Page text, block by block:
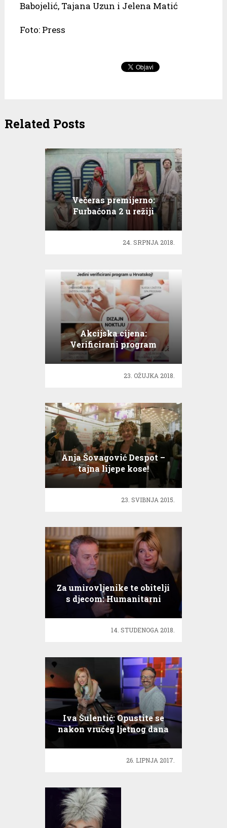
Babojelić, Tajana Uzun i Jelena Matić
Foto: Press
Related Posts
Večeras premijerno:
Furbaćona 2 u režiji
Jasminka Balenovića
24. SRPNJA 2018.
Akcijska cijena:
Verificirani program
‘Dizajner noktiju’
23. OŽUJKA 2018.
Anja Šovagović Despot –
tajna lijepe kose!
23. SVIBNJA 2015.
Za umirovljenike te obitelji
s djecom: Humanitarni
Orašar u HNK
14. STUDENOGA 2018.
Iva Šulentić: Opustite se
nakon vrućeg ljetnog dana
26. LIPNJA 2017.